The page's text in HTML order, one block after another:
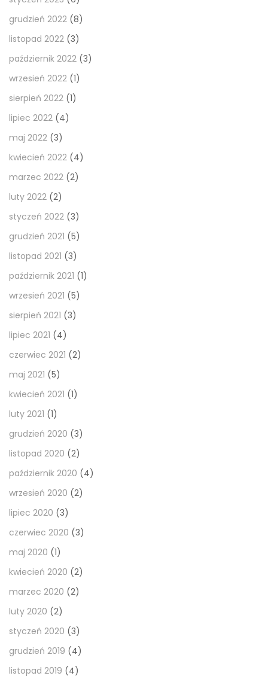
grudzień 2022 (8)
listopad 2022 (3)
październik 2022 (3)
wrzesień 2022 (1)
sierpień 2022 (1)
lipiec 2022 (4)
maj 2022 (3)
kwiecień 2022 (4)
marzec 2022 (2)
luty 2022 (2)
styczeń 2022 (3)
grudzień 2021 (5)
listopad 2021 (3)
październik 2021 (1)
wrzesień 2021 (5)
sierpień 2021 (3)
lipiec 2021 (4)
czerwiec 2021 (2)
maj 2021 (5)
kwiecień 2021 (1)
luty 2021 (1)
grudzień 2020 (3)
listopad 2020 (2)
październik 2020 (4)
wrzesień 2020 (2)
lipiec 2020 (3)
czerwiec 2020 (3)
maj 2020 (1)
kwiecień 2020 (2)
marzec 2020 (2)
luty 2020 (2)
styczeń 2020 (3)
grudzień 2019 (4)
listopad 2019 (4)